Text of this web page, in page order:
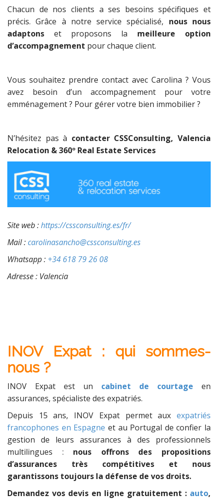
Chacun de nos clients a ses besoins spécifiques et
précis. Grâce à notre service spécialisé, nous nous
adaptons et proposons la meilleure option
d’accompagnement pour chaque client.
Vous souhaitez prendre contact avec Carolina ? Vous
avez besoin d’un accompagnement pour votre
emménagement ? Pour gérer votre bien immobilier ?
N’hésitez pas à contacter CSSConsulting, Valencia
Relocation & 360º Real Estate Services
Site web :https://cssconsulting.es/fr/
Mail :carolinasancho@cssconsulting.es
Whatsapp : +34 618 79 26 08
Adresse : Valencia
INOV Expat : qui sommes-
nous ?
INOV Expat est un cabinet de courtage en
assurances, spécialiste des expatriés.
Depuis 15 ans, INOV Expat permet aux expatriés
francophones en Espagne et au Portugal de confier la
gestion de leurs assurances à des professionnels
multilingues : nous offrons des propositions
d’assurances très compétitives et nous
garantissons toujours la défense de vos droits.
Demandez vos devis en ligne gratuitement : auto,